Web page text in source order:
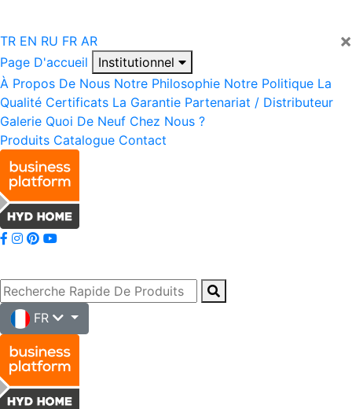
×
TR EN RU FR AR
Page D'accueil
Institutionnel
À Propos De Nous Notre Philosophie Notre Politique La
Qualité Certificats La Garantie Partenariat / Distributeur
Galerie Quoi De Neuf Chez Nous ?
Produits Catalogue Contact
FR